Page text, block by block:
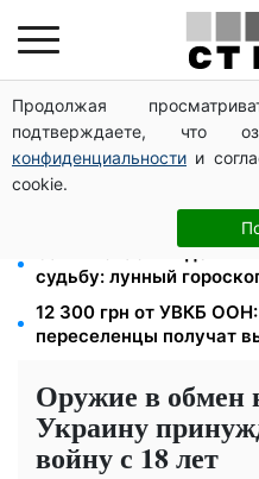
Продолжая
подтверждаете, что
конфиденциальности и
cookie.
ФЛП 3 группы: 5%
сбора — до 19 августа,
Тариф на воду взлетит
водоканалы готовят
Самый опасный день —
судьбу: лунный
12 300 грн от УВКБ
переселенцы получат
Оружие в обмен
Украину
войну с 18 лет